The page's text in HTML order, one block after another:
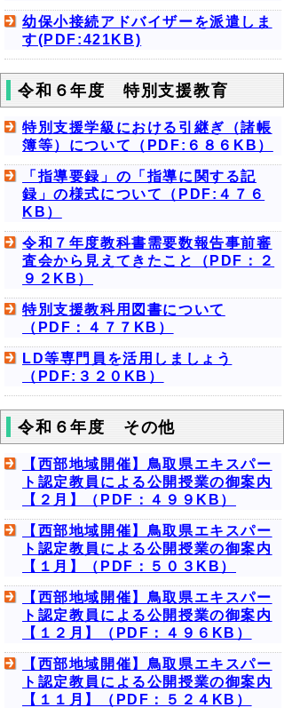
幼保小接続アドバイザーを派遣しま
す(PDF:421KB)
令和６年度 特別支援教育
特別支援学級における引継ぎ（諸帳
簿等）について（PDF:６８６KB）
「指導要録」の「指導に関する記
録」の様式について（PDF:４７６
KB）
令和７年度教科書需要数報告事前審
査会から見えてきたこと（PDF：２
９２KB）
特別支援教科用図書について
（PDF：４７７KB）
LD等専門員を活用しましょう
（PDF:３２０KB）
令和６年度 その他
【西部地域開催】鳥取県エキスパー
ト認定教員による公開授業の御案内
【２月】（PDF：４９９KB）
【西部地域開催】鳥取県エキスパー
ト認定教員による公開授業の御案内
【１月】（PDF：５０３KB）
【西部地域開催】鳥取県エキスパー
ト認定教員による公開授業の御案内
【１２月】（PDF：４９６KB）
【西部地域開催】鳥取県エキスパー
ト認定教員による公開授業の御案内
【１１月】（PDF：５２４KB）